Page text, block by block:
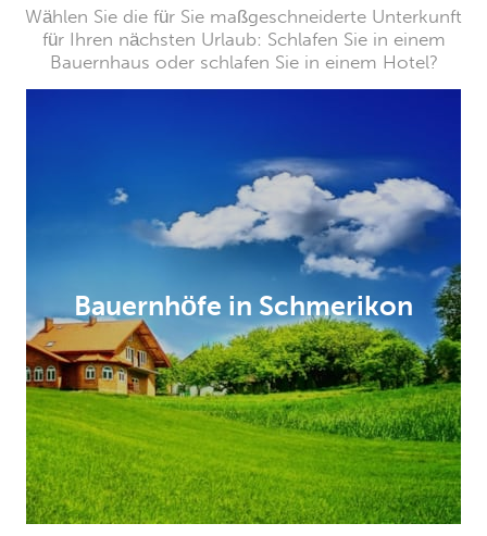
Wählen Sie die für Sie maßgeschneiderte Unterkunft
für Ihren nächsten Urlaub: Schlafen Sie in einem
Bauernhaus oder schlafen Sie in einem Hotel?
Bauernhöfe in Schmerikon